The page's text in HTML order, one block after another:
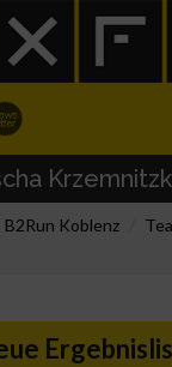
B2Run Koblenz